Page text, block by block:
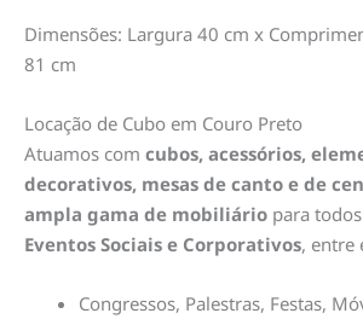
Dimensões: Largura 40 cm x
81 cm
Locação de Cubo em Couro Preto
Atuamos com cubos, acessórios,
decorativos, mesas de canto e de
ampla gama de mobiliário para
Eventos Sociais e Corporativos, entre
Congressos, Palestras, Festas,